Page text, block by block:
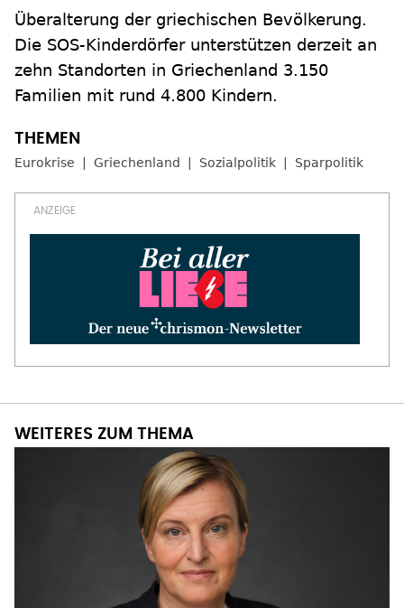
Überalterung der griechischen Bevölkerung.
Die SOS-Kinderdörfer unterstützen derzeit an
zehn Standorten in Griechenland 3.150
Familien mit rund 4.800 Kindern.
Eurokrise Griechenland Sozialpolitik Sparpolitik
WEITERES ZUM THEMA